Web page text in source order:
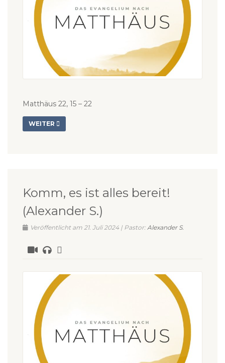
Matthäus 22, 15 – 22
WEITER
Komm, es ist alles bereit!
(Alexander S.)
Veröffentlicht am 21. Juli 2024 | Pastor: Alexander S.